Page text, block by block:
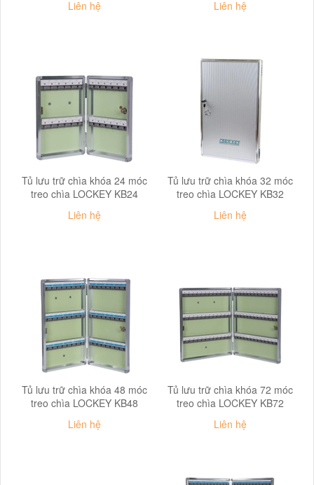
Liên hệ Liên hệ
Tủ lưu trữ chìa khóa 24 móc
treo chìa LOCKEY KB24
Liên hệ
Tủ lưu trữ chìa khóa 32 móc
treo chìa LOCKEY KB32
Liên hệ
Tủ lưu trữ chìa khóa 48 móc
treo chìa LOCKEY KB48
Liên hệ
Tủ lưu trữ chìa khóa 72 móc
treo chìa LOCKEY KB72
Liên hệ